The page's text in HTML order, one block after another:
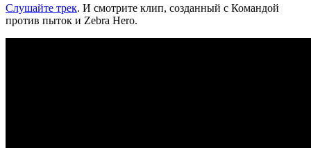
Слушайте трек. И смотрите клип, созданный с Командой
против пыток и Zebra Hero.